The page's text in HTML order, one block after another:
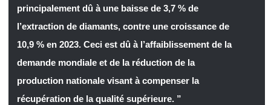
principalement dû à une baisse de 3,7 % de
l’extraction de diamants, contre une croissance de
10,9 % en 2023. Ceci est dû à l’affaiblissement de la
demande mondiale et de la réduction de la
production nationale visant à compenser la
récupération de la qualité supérieure. ”